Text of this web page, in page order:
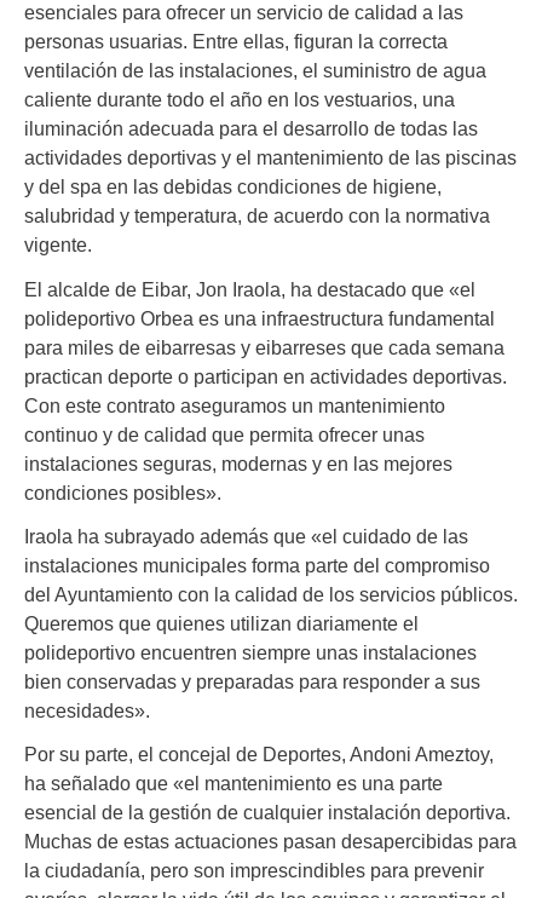
esenciales para ofrecer un servicio de calidad a las
personas usuarias. Entre ellas, figuran la correcta
ventilación de las instalaciones, el suministro de agua
caliente durante todo el año en los vestuarios, una
iluminación adecuada para el desarrollo de todas las
actividades deportivas y el mantenimiento de las piscinas
y del spa en las debidas condiciones de higiene,
salubridad y temperatura, de acuerdo con la normativa
vigente.
El alcalde de Eibar, Jon Iraola, ha destacado que «el
polideportivo Orbea es una infraestructura fundamental
para miles de eibarresas y eibarreses que cada semana
practican deporte o participan en actividades deportivas.
Con este contrato aseguramos un mantenimiento
continuo y de calidad que permita ofrecer unas
instalaciones seguras, modernas y en las mejores
condiciones posibles».
Iraola ha subrayado además que «el cuidado de las
instalaciones municipales forma parte del compromiso
del Ayuntamiento con la calidad de los servicios públicos.
Queremos que quienes utilizan diariamente el
polideportivo encuentren siempre unas instalaciones
bien conservadas y preparadas para responder a sus
necesidades».
Por su parte, el concejal de Deportes, Andoni Ameztoy,
ha señalado que «el mantenimiento es una parte
esencial de la gestión de cualquier instalación deportiva.
Muchas de estas actuaciones pasan desapercibidas para
la ciudadanía, pero son imprescindibles para prevenir